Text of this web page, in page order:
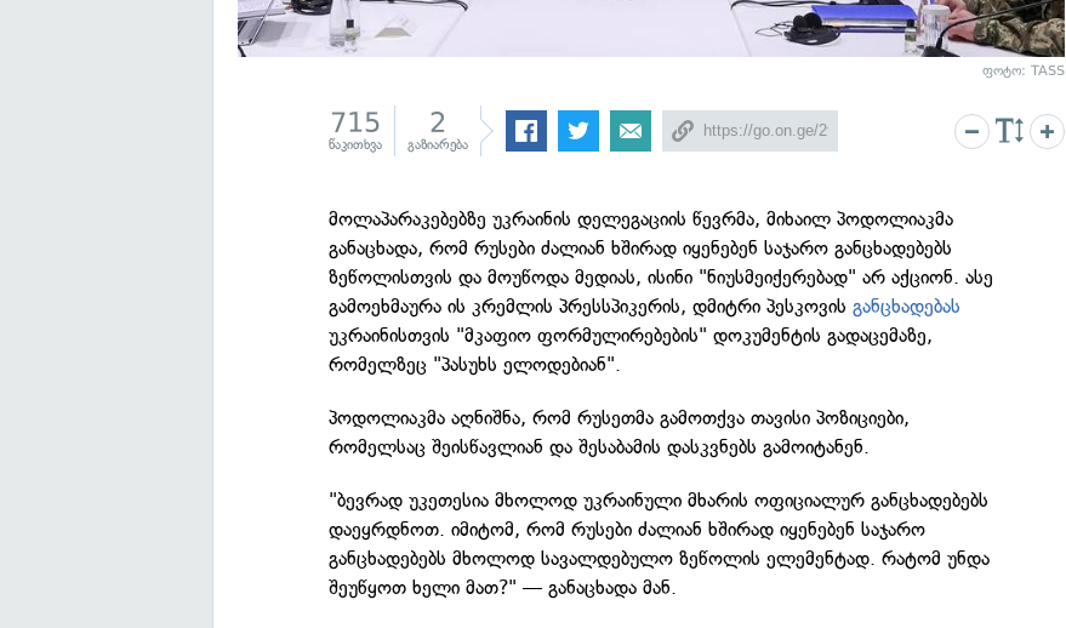
ფოტო: TASS
715
წაკითხვა
2
გაზიარება
მოლაპარაკებებზე უკრაინის დელეგაციის წევრმა, მიხაილ პოდოლიაკმა
განაცხადა, რომ რუსები ძალიან ხშირად იყენებენ საჯარო განცხადებებს
ზეწოლისთვის და მოუწოდა მედიას, ისინი "ნიუსმეიქერებად" არ აქციონ. ასე
გამოეხმაურა ის კრემლის პრესსპიკერის, დმიტრი პესკოვისგანცხადებას
უკრაინისთვის "მკაფიო ფორმულირებების" დოკუმენტის გადაცემაზე,
რომელზეც "პასუხს ელოდებიან".
პოდოლიაკმა აღნიშნა, რომ რუსეთმა გამოთქვა თავისი პოზიციები,
რომელსაც შეისწავლიან და შესაბამის დასკვნებს გამოიტანენ.
"ბევრად უკეთესია მხოლოდ უკრაინული მხარის ოფიციალურ განცხადებებს
დაეყრდნოთ. იმიტომ, რომ რუსები ძალიან ხშირად იყენებენ საჯარო
განცხადებებს მხოლოდ სავალდებულო ზეწოლის ელემენტად. რატომ უნდა
შეუწყოთ ხელი მათ?" — განაცხადა მან.